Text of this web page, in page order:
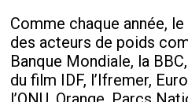
Comme chaque année,
des acteurs de poids
Banque Mondiale, la
du film IDF, l’Ifremer,